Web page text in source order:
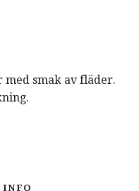
med smak av fläder.
INFO